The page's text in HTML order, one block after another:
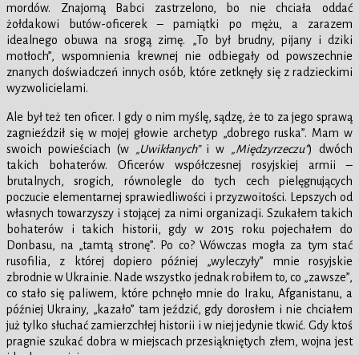
mordów. Znajomą Babci zastrzelono, bo nie chciała oddać
żołdakowi butów-oficerek – pamiątki po mężu, a zarazem
idealnego obuwa na srogą zimę. „To był brudny, pijany i dziki
motłoch”, wspomnienia krewnej nie odbiegały od powszechnie
znanych doświadczeń innych osób, które zetknęły się z radzieckimi
wyzwolicielami.
Ale był też ten oficer. I gdy o nim myślę, sądzę, że to za jego sprawą
zagnieździł się w mojej głowie archetyp „dobrego ruska”. Mam w
swoich powieściach (w
„Uwikłanych”i w „Międzyrzeczu”) dwóch
takich bohaterów. Oficerów współczesnej rosyjskiej armii –
brutalnych, srogich, równolegle do tych cech pielęgnujących
poczucie elementarnej sprawiedliwości i przyzwoitości. Lepszych od
własnych towarzyszy i stojącej za nimi organizacji. Szukałem takich
bohaterów i takich historii, gdy w 2015 roku pojechałem do
Donbasu, na „tamtą stronę”. Po co? Wówczas mogła za tym stać
rusofilia, z której dopiero później „wyleczyły” mnie rosyjskie
zbrodnie w Ukrainie. Nade wszystko jednak robiłem to, co „zawsze”,
co stało się paliwem, które pchnęło mnie do Iraku, Afganistanu, a
później Ukrainy, „kazało” tam jeździć, gdy dorosłem i nie chciałem
już tylko słuchać zamierzchłej historii i w niej jedynie tkwić. Gdy ktoś
pragnie szukać dobra w miejscach przesiąkniętych złem, wojna jest